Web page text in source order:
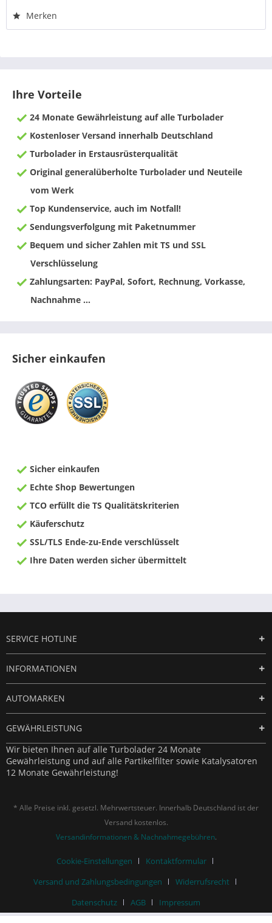
Merken
Ihre Vorteile
24 Monate Gewährleistung auf alle Turbolader
Kostenloser Versand innerhalb Deutschland
Turbolader in Erstausrüsterqualität
Original generalüberholte Turbolader und Neuteile
vom Werk
Top Kundenservice, auch im Notfall!
Sendungsverfolgung mit Paketnummer
Bequem und sicher Zahlen mit TS und SSL
Verschlüsselung
Zahlungsarten: PayPal, Sofort, Rechnung, Vorkasse,
Nachnahme ...
Sicher einkaufen
Sicher einkaufen
Echte Shop Bewertungen
TCO erfüllt die TS Qualitätskriterien
Käuferschutz
SSL/TLS Ende-zu-Ende verschlüsselt
Ihre Daten werden sicher übermittelt
SERVICE HOTLINE
INFORMATIONEN
AUTOMARKEN
GEWÄHRLEISTUNG
Wir bieten Ihnen auf alle Turbolader 24 Monate
Gewährleistung und auf alle Partikelfilter sowie Katalysatoren
12 Monate Gewährleistung!
* Alle Preise inkl. gesetzl. Mehrwertsteuer. Innerhalb Deutschland ist der
Versand kostenlos.
Versandinformationen & Nachnahmegebühren.
Cookie-Einstellungen
Kontaktformular
Versand und Zahlungsbedingungen
Widerrufsrecht
Datenschutz
AGB Impressum